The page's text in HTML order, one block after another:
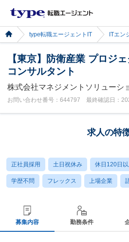
type転職エージェントIT ITエン
【東京】防衛産業 プロジ
コンサルタント
株式会社マネジメントソリューシ
お問い合わせ番号：644797 最終確認日：
求人の特
正社員採用 土日祝休み 休日120日
学歴不問 フレックス 上場企業
募集内容 勤務条件